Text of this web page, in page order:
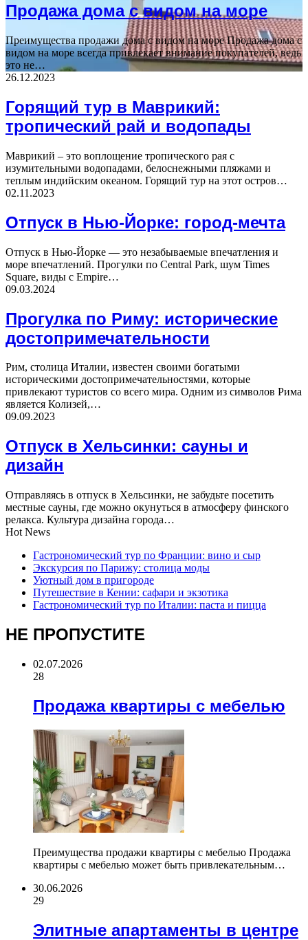
Продажа дома с видом на море
Преимущества продажи дома с видом на море Продажа дома с
видом на море всегда привлекает внимание покупателей, ведь
это не…
26.12.2023
Горящий тур в Маврикий:
тропический рай и водопады
Маврикий – это воплощение тропического рая с
изумительными водопадами, белоснежными пляжами и
теплым индийским океаном. Горящий тур на этот остров…
02.11.2023
Отпуск в Нью-Йорке: город-мечта
Отпуск в Нью-Йорке — это незабываемые впечатления и
море впечатлений. Прогулки по Central Park, шум Times
Square, виды с Empire…
09.03.2024
Прогулка по Риму: исторические
достопримечательности
Рим, столица Италии, известен своими богатыми
историческими достопримечательностями, которые
привлекают туристов со всего мира. Одним из символов Рима
является Колизей,…
09.09.2023
Отпуск в Хельсинки: сауны и
дизайн
Отправляясь в отпуск в Хельсинки, не забудьте посетить
местные сауны, где можно окунуться в атмосферу финского
релакса. Культура дизайна города…
Hot News
Гастрономический тур по Франции: вино и сыр
Экскурсия по Парижу: столица моды
Уютный дом в пригороде
Путешествие в Кении: сафари и экзотика
Гастрономический тур по Италии: паста и пицца
НЕ ПРОПУСТИТЕ
02.07.2026
28
Продажа квартиры с мебелью
Преимущества продажи квартиры с мебелью Продажа
квартиры с мебелью может быть привлекательным…
30.06.2026
29
Элитные апартаменты в центре